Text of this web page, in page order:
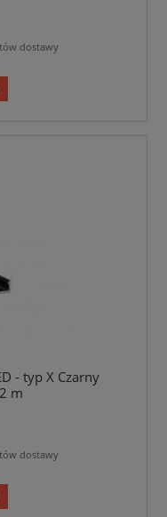
dostawy
- typ X Czarny
m
dostawy